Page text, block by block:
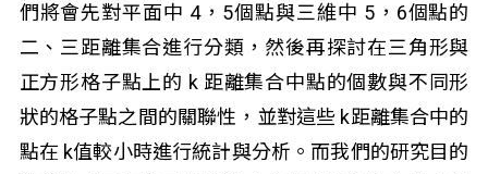
們將會先對平面中 4，5個點與三維中 5，6個點的
二、三距離集合進行分類，然後再探討在三角形與
正方形格子點上的 k 距離集合中點的個數與不同形
狀的格子點之間的關聯性，並對這些 k距離集合中的
點在 k值較小時進行統計與分析。而我們的研究目的